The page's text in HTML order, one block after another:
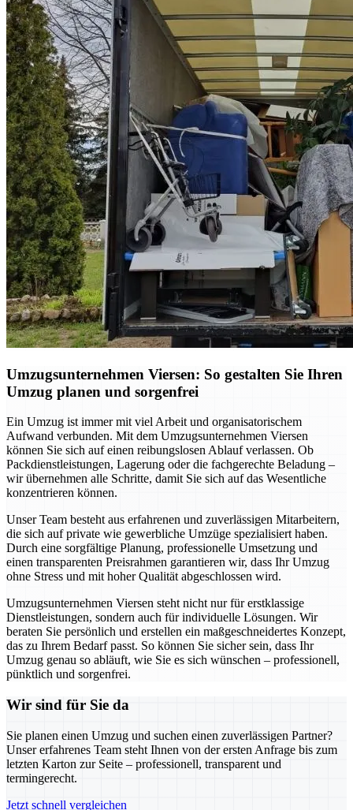
Umzugsunternehmen Viersen: So gestalten Sie Ihren
Umzug planen und sorgenfrei
Ein Umzug ist immer mit viel Arbeit und organisatorischem
Aufwand verbunden. Mit dem Umzugsunternehmen Viersen
können Sie sich auf einen reibungslosen Ablauf verlassen. Ob
Packdienstleistungen, Lagerung oder die fachgerechte Beladung –
wir übernehmen alle Schritte, damit Sie sich auf das Wesentliche
konzentrieren können.
Unser Team besteht aus erfahrenen und zuverlässigen Mitarbeitern,
die sich auf private wie gewerbliche Umzüge spezialisiert haben.
Durch eine sorgfältige Planung, professionelle Umsetzung und
einen transparenten Preisrahmen garantieren wir, dass Ihr Umzug
ohne Stress und mit hoher Qualität abgeschlossen wird.
Umzugsunternehmen Viersen steht nicht nur für erstklassige
Dienstleistungen, sondern auch für individuelle Lösungen. Wir
beraten Sie persönlich und erstellen ein maßgeschneidertes Konzept,
das zu Ihrem Bedarf passt. So können Sie sicher sein, dass Ihr
Umzug genau so abläuft, wie Sie es sich wünschen – professionell,
pünktlich und sorgenfrei.
Wir sind für Sie da
Sie planen einen Umzug und suchen einen zuverlässigen Partner?
Unser erfahrenes Team steht Ihnen von der ersten Anfrage bis zum
letzten Karton zur Seite – professionell, transparent und
termingerecht.
Jetzt schnell vergleichen